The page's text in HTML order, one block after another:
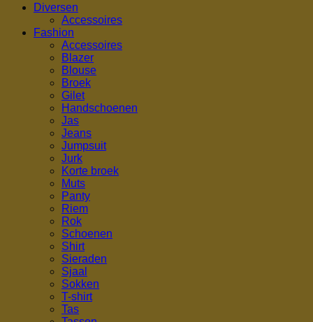
Diversen
Accessoires
Fashion
Accessoires
Blazer
Blouse
Broek
Gilet
Handschoenen
Jas
Jeans
Jumpsuit
Jurk
Korte broek
Muts
Panty
Riem
Rok
Schoenen
Shirt
Sieraden
Sjaal
Sokken
T-shirt
Tas